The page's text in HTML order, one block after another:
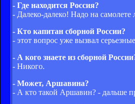
- Где находится Россия?
- Далеко-далеко! Надо на
- Кто капитан сборной России?
- этот вопрос уже вызвал
- А кого знаете из сборной
- Никого.
- Может, Аршавина?
- А кто такой Аршавин? - дальше